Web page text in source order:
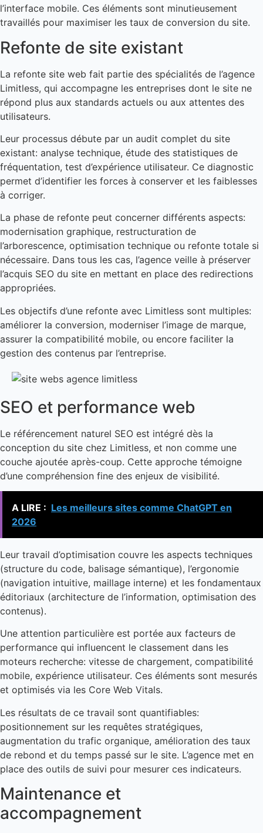
l’interface mobile. Ces éléments sont minutieusement
travaillés pour maximiser les taux de conversion du site.
Refonte de site existant
La refonte site web fait partie des spécialités de l’agence
Limitless, qui accompagne les entreprises dont le site ne
répond plus aux standards actuels ou aux attentes des
utilisateurs.
Leur processus débute par un audit complet du site
existant: analyse technique, étude des statistiques de
fréquentation, test d’expérience utilisateur. Ce diagnostic
permet d’identifier les forces à conserver et les faiblesses
à corriger.
La phase de refonte peut concerner différents aspects:
modernisation graphique, restructuration de
l’arborescence, optimisation technique ou refonte totale si
nécessaire. Dans tous les cas, l’agence veille à préserver
l’acquis SEO du site en mettant en place des redirections
appropriées.
Les objectifs d’une refonte avec Limitless sont multiples:
améliorer la conversion, moderniser l’image de marque,
assurer la compatibilité mobile, ou encore faciliter la
gestion des contenus par l’entreprise.
SEO et performance web
Le référencement naturel SEO est intégré dès la
conception du site chez Limitless, et non comme une
couche ajoutée après-coup. Cette approche témoigne
d’une compréhension fine des enjeux de visibilité.
A LIRE : Les meilleurs sites comme ChatGPT en
2026
Leur travail d’optimisation couvre les aspects techniques
(structure du code, balisage sémantique), l’ergonomie
(navigation intuitive, maillage interne) et les fondamentaux
éditoriaux (architecture de l’information, optimisation des
contenus).
Une attention particulière est portée aux facteurs de
performance qui influencent le classement dans les
moteurs recherche: vitesse de chargement, compatibilité
mobile, expérience utilisateur. Ces éléments sont mesurés
et optimisés via les Core Web Vitals.
Les résultats de ce travail sont quantifiables:
positionnement sur les requêtes stratégiques,
augmentation du trafic organique, amélioration des taux
de rebond et du temps passé sur le site. L’agence met en
place des outils de suivi pour mesurer ces indicateurs.
Maintenance et
accompagnement